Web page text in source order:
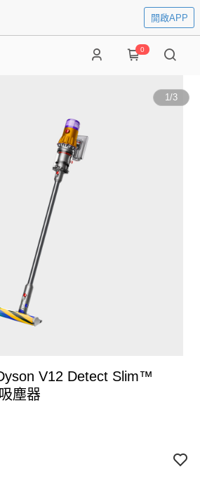
開啟APP
0
1/3
V12 Detect Slim™
塵器